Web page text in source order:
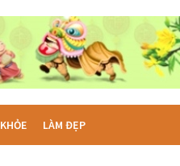
LÀM ĐẸP